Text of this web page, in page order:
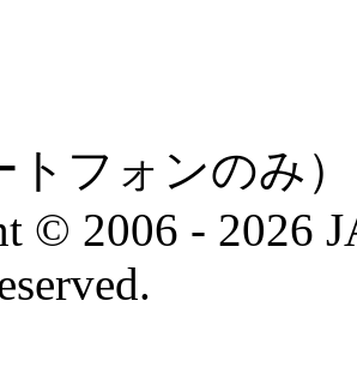
トフォンのみ）
© 2006 - 2026